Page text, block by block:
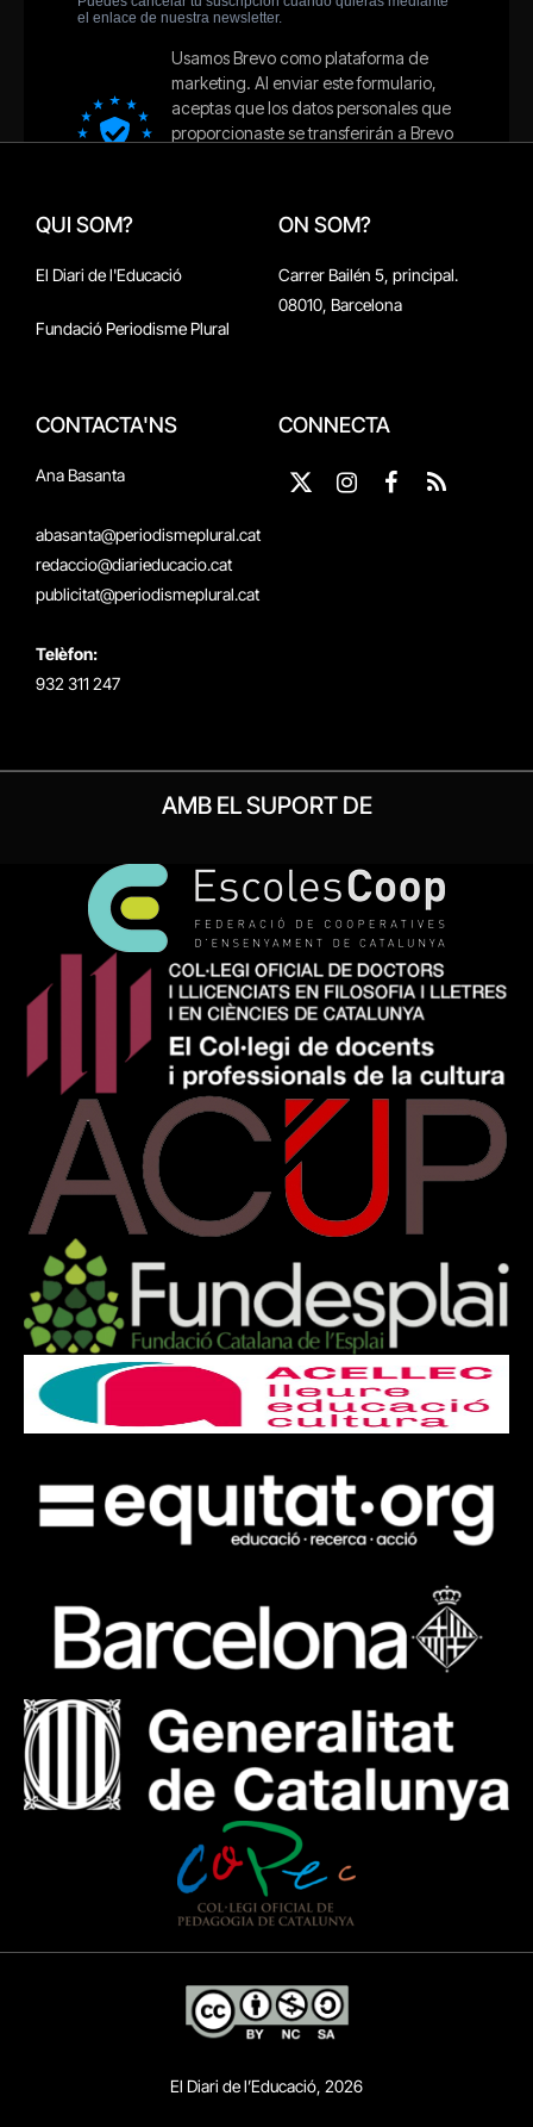
QUI SOM?
El Diari de l'Educació
Fundació Periodisme Plural
ON SOM?
Carrer Bailén 5, principal.
08010, Barcelona
CONTACTA'NS
Ana Basanta
abasanta@periodismeplural.cat
redaccio@diarieducacio.cat
publicitat@periodismeplural.cat
Telèfon:
932 311 247
CONNECTA
X
InstagramFacebook
RSS
AMB EL SUPORT DE
El Diari de l’Educació, 2026